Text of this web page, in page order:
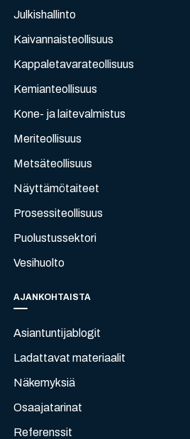
Julkishallinto
Kaivannaisteollisuus
Kappaletavarateollisuus
Kemianteollisuus
Kone- ja laitevalmistus
Meriteollisuus
Metsäteollisuus
Näyttämötaiteet
Prosessiteollisuus
Puolustussektori
Vesihuolto
AJANKOHTAISTA
Asiantuntijablogit
Ladattavat materiaalit
Näkemyksiä
Osaajatarinat
Referenssit